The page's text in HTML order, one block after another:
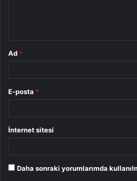
Ad *
E-posta *
İnternet sitesi
Daha sonraki yorumlarımda